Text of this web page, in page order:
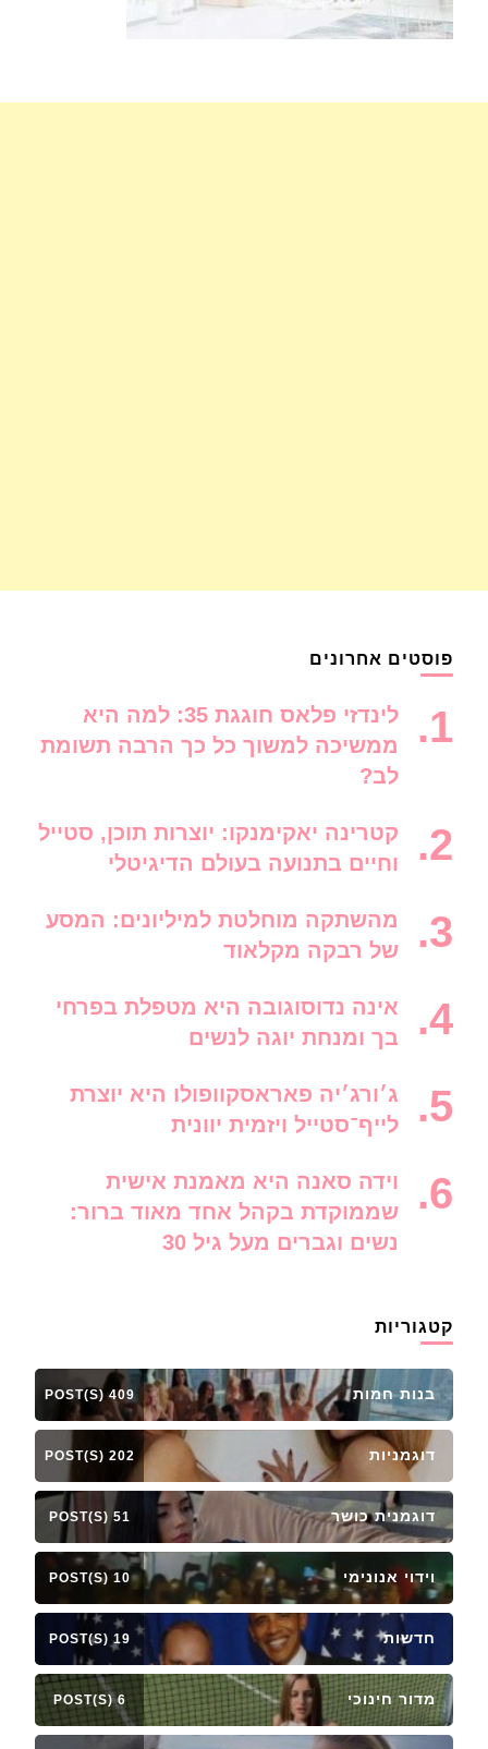
פוסטים אחרונים
לינדזי פלאס חוגגת 35: למה היא
ממשיכה למשוך כל כך הרבה תשומת
לב?
קטרינה יאקימנקו: יוצרות תוכן, סטייל
וחיים בתנועה בעולם הדיגיטלי
מהשתקה מוחלטת למיליונים: המסע
של רבקה מקלאוד
אינה נדוסוגובה היא מטפלת בפרחי
בך ומנחת יוגה לנשים
ג׳ורג׳יה פאראסקוופולו היא יוצרת
לייף־סטייל ויזמית יוונית
וידה סאנה היא מאמנת אישית
שממוקדת בקהל אחד מאוד ברור:
נשים וגברים מעל גיל 30
קטגוריות
בנות חמות 409 POST(S)
דוגמניות 202 POST(S)
דוגמנית כושר 51 POST(S)
וידוי אנונימי 10 POST(S)
חדשות 19 POST(S)
מדור חינוכי 6 POST(S)